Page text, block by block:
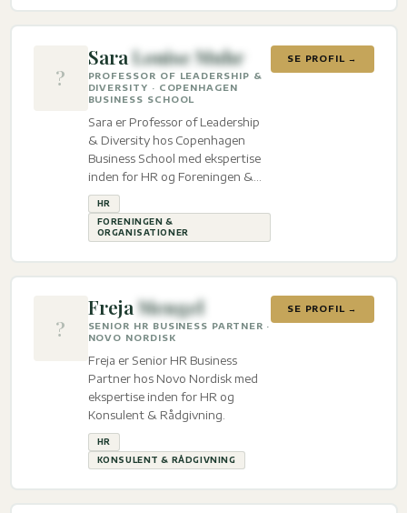
?
SaraLouise Muhr
PROFESSOR OF LEADERSHIP &
DIVERSITY · COPENHAGEN
BUSINESS SCHOOL
Sara er Professor of Leadership
& Diversity hos Copenhagen
Business School med ekspertise
inden for HR og Foreningen &
organisationer.
HR
FORENINGEN &
ORGANISATIONER
SE PROFIL →
?
Freja Mengel
SENIOR HR BUSINESS PARTNER ·
NOVO NORDISK
Freja er Senior HR Business
Partner hos Novo Nordisk med
ekspertise inden for HR og
Konsulent & Rådgivning.
HR
KONSULENT & RÅDGIVNING
SE PROFIL →